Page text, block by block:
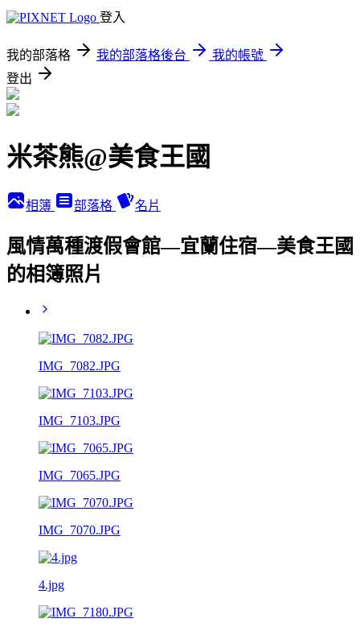
登入
我的部落格 我的部落格後台
我的帳號
登出
米茶熊@美食王國
相簿 部落格 名片
風情萬種渡假會館—宜蘭住宿—美食王國
的相簿照片
IMG_7082.JPG
IMG_7103.JPG
IMG_7065.JPG
IMG_7070.JPG
4.jpg